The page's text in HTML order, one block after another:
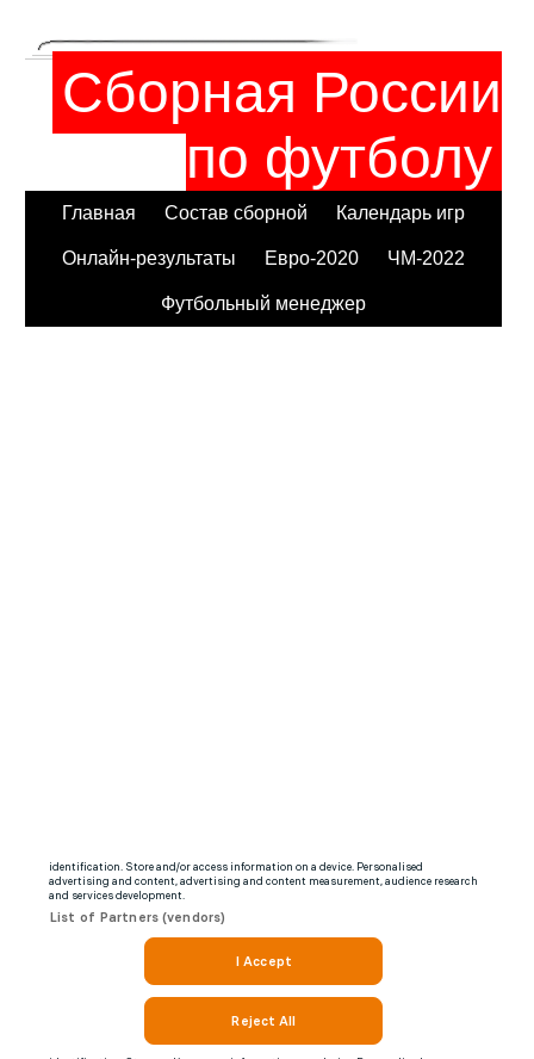
Сборная России
по футболу
Главная Состав сборной Календарь игр
Онлайн-результаты Евро-2020 ЧМ-2022
Футбольный менеджер